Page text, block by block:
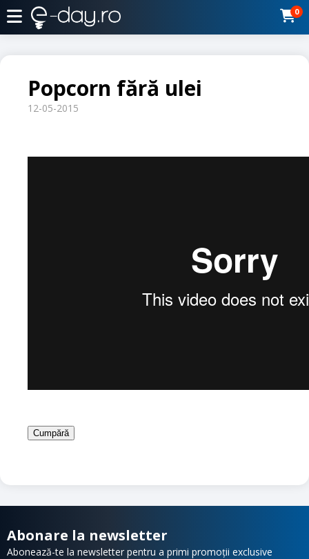
0
Popcorn fără ulei
12-05-2015
Cumpără
Abonare la newsletter
Abonează-te la newsletter pentru a primi promoții exclusive